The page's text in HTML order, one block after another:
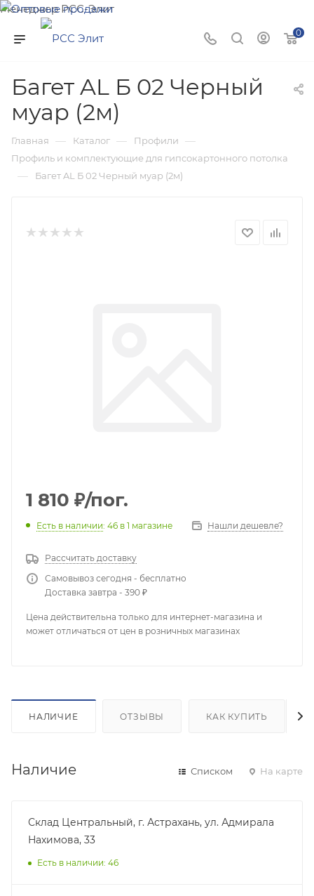
Менеджер РСС-Элит
Напишите нам и мы поможем подобрать товар именно
для Вас!
0
Багет AL Б 02 Черный
муар (2м)
Главная — Каталог — Профили —
Профиль и комплектующие для гипсокартонного потолка
— Багет AL Б 02 Черный муар (2м)
1 810 ₽/пог.
Есть в наличии: 46 в 1 магазине Нашли дешевле?
Рассчитать доставку
Самовывоз сегодня - бесплатно
Доставка завтра - 390 ₽
Цена действительна только для интернет-магазина и
может отличаться от цен в розничных магазинах
НАЛИЧИЕ ОТЗЫВЫ КАК КУПИТЬ
Наличие Списком На карте
Склад Центральный, г. Астрахань, ул. Адмирала
Нахимова, 33
Есть в наличии: 46